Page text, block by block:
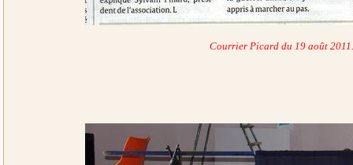
Courrier Picard du 19 août 2011.